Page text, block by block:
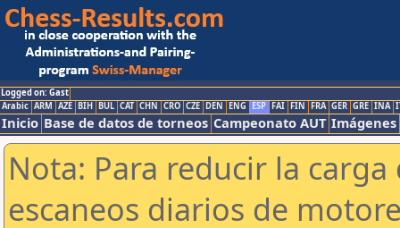
Logged on: Gast
Arabic ARM AZE BIH BUL CAT CHN CRO CZE DEN ENG ESP FAI FIN FRA GER GRE INA
Inicio Base de datos de torneos Campeonato AUT Imágenes
Nota: Para reducir la
escaneos diarios de